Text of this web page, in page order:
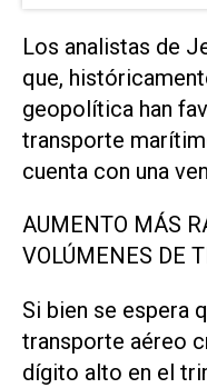
Los analistas de
que,
geopolítica han
transporte
cuenta con una
AUMENTO ⁠MÁS
VOLÚMENES DE
Si bien se espera
transporte aéreo
dígito alto en el